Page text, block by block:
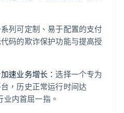
列可定制、易于配置的支付
码的欺诈保护功能与提高授
速业务增长：选择一个专为
，历史正常运行时间达
内首屈一指。